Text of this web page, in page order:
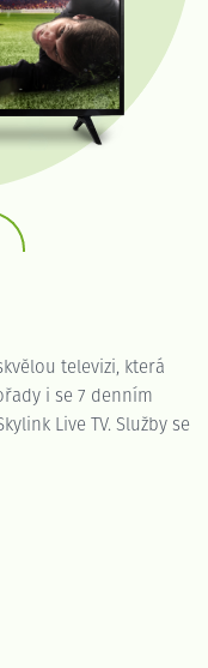
televizi, která
i se 7 denním
Live TV. Služby se